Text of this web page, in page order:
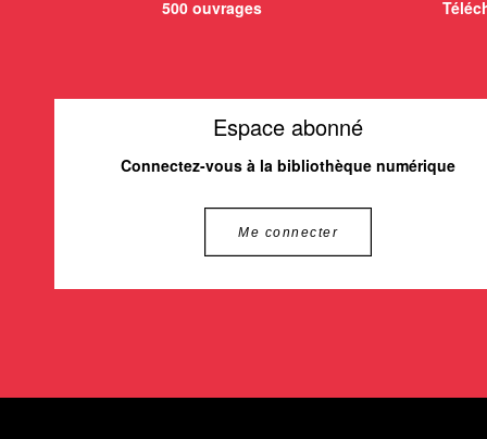
500 ouvrages
Espace abonné
Connectez-vous à la bibliothèque numérique
Me connecter